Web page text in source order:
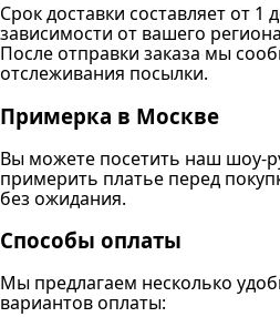
Срок доставки составляет от 1
зависимости от вашего
После отправки заказа мы
отслеживания посылки.
Примерка в Москве
Вы можете посетить наш шоу-
примерить платье перед
без ожидания.
Способы оплаты
Мы предлагаем несколько
вариантов оплаты: